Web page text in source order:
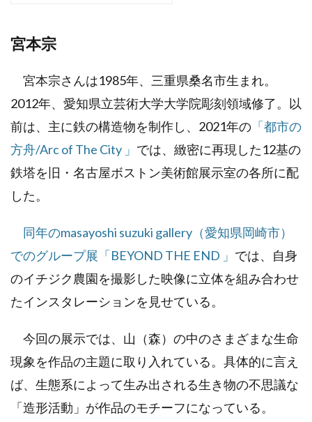
宮本宗
宮本宗さんは1985年、三重県桑名市生まれ。
2012年、愛知県立芸術大学大学院彫刻領域修了。以
前は、主に鉄の構造物を制作し、2021年の 「都市の
方舟/Arc of The City 」 では、緻密に再現した12基の
鉄塔を旧・名古屋ボストン美術館展示室の各所に配
した。
同年のmasayoshi suzuki gallery（愛知県岡崎市）
でのグループ展「BEYOND THE END 」 では、自身
のイチジク農園を撮影した映像に立体を組み合わせ
たインスタレーションを見せている。
今回の展示では、山（森）の中のさまざまな生命
現象を作品の主題に取り入れている。具体的に言え
ば、生態系によって生み出される生き物の不思議な
「造形活動」が作品のモチーフになっている。